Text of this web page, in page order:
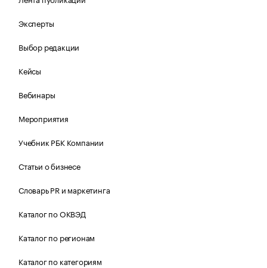
Эксперты
Выбор редакции
Кейсы
Вебинары
Мероприятия
Учебник РБК Компании
Статьи о бизнесе
Словарь PR и маркетинга
Каталог по ОКВЭД
Каталог по регионам
Каталог по категориям